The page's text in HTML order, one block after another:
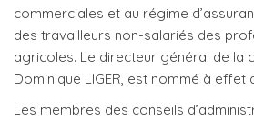
commerciales et au régime
des travailleurs non-salariés des
agricoles. Le directeur général de la
Dominique LIGER, est nommé à effet
Les membres des conseils